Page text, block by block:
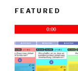
FEATURED